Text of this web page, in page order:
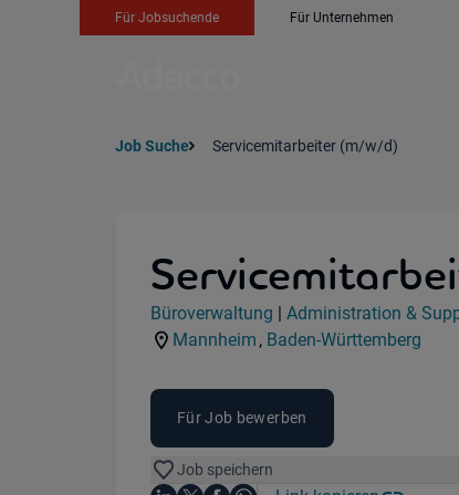
Für Jobsuchende Für Unternehmen
Job Suche Servicemitarbeiter (m/w/d)
Jobdetails
Kategorie:
Büroverwaltung |
Industry:
Administration &
Standorte:
Mannheim ,
Region:
Baden-Württemberg
Für Job bewerben
Job speichern